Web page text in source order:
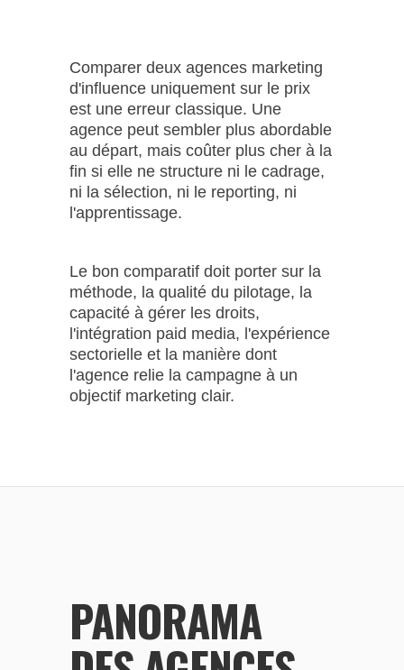
Comparer deux agences marketing
d'influence uniquement sur le prix
est une erreur classique. Une
agence peut sembler plus abordable
au départ, mais coûter plus cher à la
fin si elle ne structure ni le cadrage,
ni la sélection, ni le reporting, ni
l'apprentissage.
Le bon comparatif doit porter sur la
méthode, la qualité du pilotage, la
capacité à gérer les droits,
l'intégration paid media, l'expérience
sectorielle et la manière dont
l'agence relie la campagne à un
objectif marketing clair.
PANORAMA